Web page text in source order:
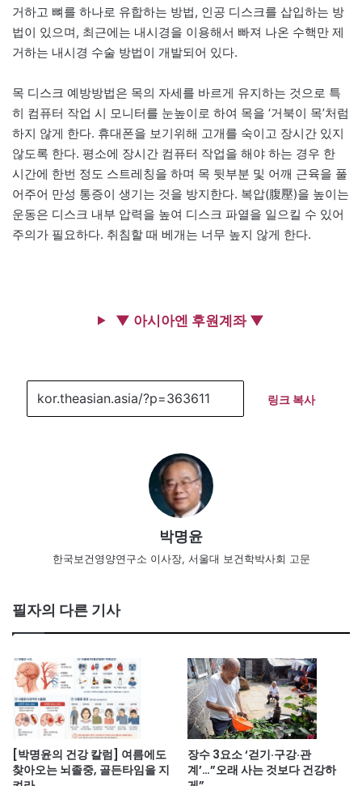
거하고 뼈를 하나로 유합하는 방법, 인공 디스크를 삽입하는 방
법이 있으며, 최근에는 내시경을 이용해서 빠져 나온 수핵만 제
거하는 내시경 수술 방법이 개발되어 있다.
목 디스크 예방방법은 목의 자세를 바르게 유지하는 것으로 특
히 컴퓨터 작업 시 모니터를 눈높이로 하여 목을 ‘거북이 목’처럼
하지 않게 한다. 휴대폰을 보기위해 고개를 숙이고 장시간 있지
않도록 한다. 평소에 장시간 컴퓨터 작업을 해야 하는 경우 한
시간에 한번 정도 스트레칭을 하며 목 뒷부분 및 어깨 근육을 풀
어주어 만성 통증이 생기는 것을 방지한다. 복압(腹壓)을 높이는
운동은 디스크 내부 압력을 높여 디스크 파열을 일으킬 수 있어
주의가 필요하다. 취침할 때 베개는 너무 높지 않게 한다.
▼ 아시아엔 후원계좌 ▼
링크 복사
박명윤
한국보건영양연구소 이사장, 서울대 보건학박사회 고문
필자의 다른 기사
[박명윤의 건강 칼럼] 여름에도
찾아오는 뇌졸중, 골든타임을 지
장수 3요소 ‘걷기·구강·관
계’…”오래 사는 것보다 건강하